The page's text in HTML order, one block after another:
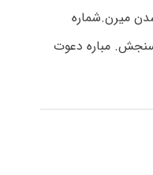
میرن.شماره
سنجش. مباره دعوت